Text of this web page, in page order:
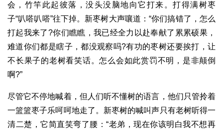
会，竹竿此起彼落，没头没脑地向它打来。打得满树枣
子“叭嗒叭嗒”往下掉。新枣树大声嚷道：“你们搞错了，怎么
打起我来了?你们瞧瞧，我已经全力以赴奉献了累累硕果，
难道你们都是瞎子，都没观察吗?有功的枣树还要挨打，让
不长果子的老树看笑话。怎么会如此赏罚不明，是非颠倒
啊?”
尽管它不停地喊着，但人们听不懂树的语言，他们只管拎着
一篮篮枣子乐呵呵地走了。新枣树的喊叫声只有老树听得一
清二楚，它简直笑弯了腰：“老弟，现在你该明白我不想再